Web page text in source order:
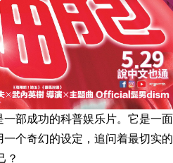
一部成功的科普娱乐片。它是一面
个奇幻的设定，追问着最切实的
？